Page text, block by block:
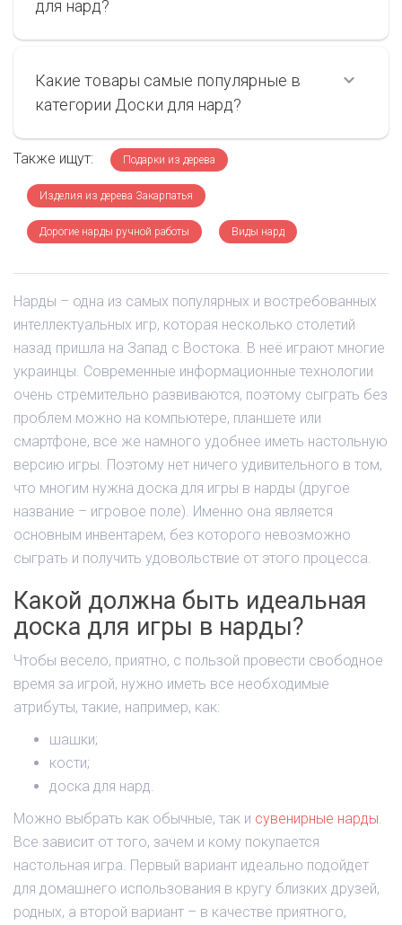
для нард?
Какие товары самые популярные в
категории Доски для нард?
Также ищут: Подарки из дерева
Изделия из дерева Закарпатья
Дорогие нарды ручной работы Виды нард
Нарды – одна из самых популярных и востребованных
интеллектуальных игр, которая несколько столетий
назад пришла на Запад с Востока. В неё играют многие
украинцы. Современные информационные технологии
очень стремительно развиваются, поэтому сыграть без
проблем можно на компьютере, планшете или
смартфоне, все же намного удобнее иметь настольную
версию игры. Поэтому нет ничего удивительного в том,
что многим нужна доска для игры в нарды (другое
название – игровое поле). Именно она является
основным инвентарем, без которого невозможно
сыграть и получить удовольствие от этого процесса.
Какой должна быть идеальная
доска для игры в нарды?
Чтобы весело, приятно, с пользой провести свободное
время за игрой, нужно иметь все необходимые
атрибуты, такие, например, как:
шашки;
кости;
доска для нард.
Можно выбрать как обычные, так и сувенирные нарды.
Все зависит от того, зачем и кому покупается
настольная игра. Первый вариант идеально подойдет
для домашнего использования в кругу близких друзей,
родных, а второй вариант – в качестве приятного,